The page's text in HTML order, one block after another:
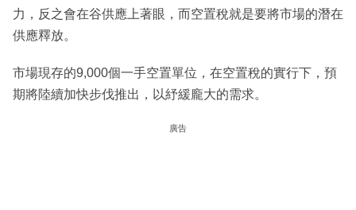
力，反之會在谷供應上著眼，而空置稅就是要將市場的潛在
供應釋放。
市場現存的9,000個一手空置單位，在空置稅的實行下，預
期將陸續加快步伐推出，以紓緩龐大的需求。
廣告